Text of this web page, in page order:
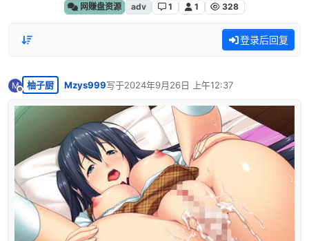
网赚盘资源 adv 1 1 328
登录后回复
M
离线
柚子厨 Mzys999写于2024年9月26日 上午12:37
最后由 编辑